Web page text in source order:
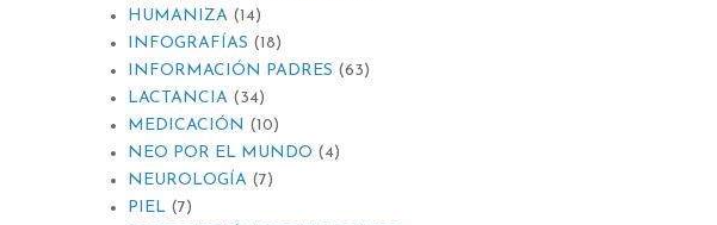
HUMANIZA (14)
INFOGRAFÍAS (18)
INFORMACIÓN PADRES (63)
LACTANCIA (34)
MEDICACIÓN (10)
NEO POR EL MUNDO (4)
NEUROLOGÍA (7)
PIEL (7)